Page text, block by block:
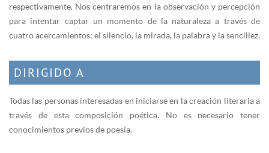
respectivamente. Nos centraremos en la observación y percepción
para intentar captar un momento de la naturaleza a través de
cuatro acercamientos: el silencio, la mirada, la palabra y la sencillez.
DIRIGIDO A
Todas las personas interesadas en iniciarse en la creación literaria a
través de esta composición poética. No es necesario tener
conocimientos previos de poesía.